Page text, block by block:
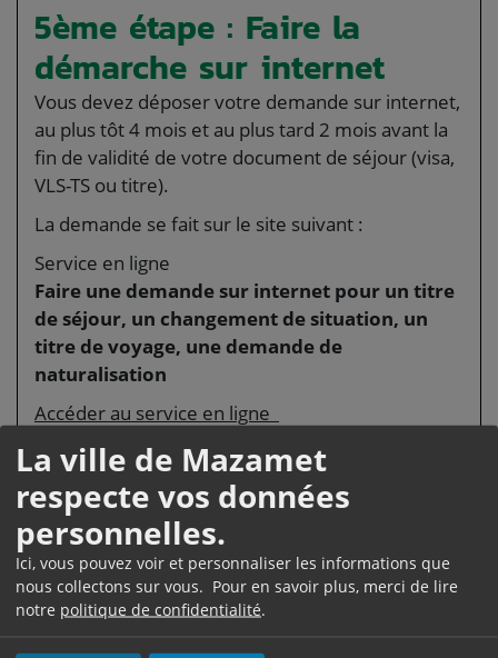
La ville de Mazamet
respecte vos données
personnelles.
Ici, vous pouvez voir et personnaliser les informations que
nous collectons sur vous. Pour en savoir plus, merci de lire
notre politique de confidentialité.
5ème étape : Faire la
démarche sur internet
Vous devez déposer votre demande sur internet,
au plus tôt 4 mois et au plus tard 2 mois avant la
fin de validité de votre document de séjour (visa,
VLS-TS ou titre).
La demande se fait sur le site suivant :
Service en ligne
Faire une demande sur internet pour un titre
de séjour, un changement de situation, un
titre de voyage, une demande de
naturalisation
Accéder au service en ligne
Ministère chargé de l'intérieur
Vous obtenez immédiatement, lors du dépôt de
votre demande de titre de séjour sur internet,
une <a href="https://www.ville-
mazamet.com/etat-civil/?
xml=F36206">attestation dématérialisée</a> de